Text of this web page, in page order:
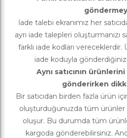
İade talebi ekranımız her
ayrı iade talepleri oluşturmanızı
farklı iade kodları vereceklerdir.
iade koduyla
Aynı satıcının
gönderirken
Bir satıcıdan birden fazla ürün
oluşturduğunuzda tüm ürünler
oluşur. Bu durumda tüm
kargoda gönderebilirsiniz.